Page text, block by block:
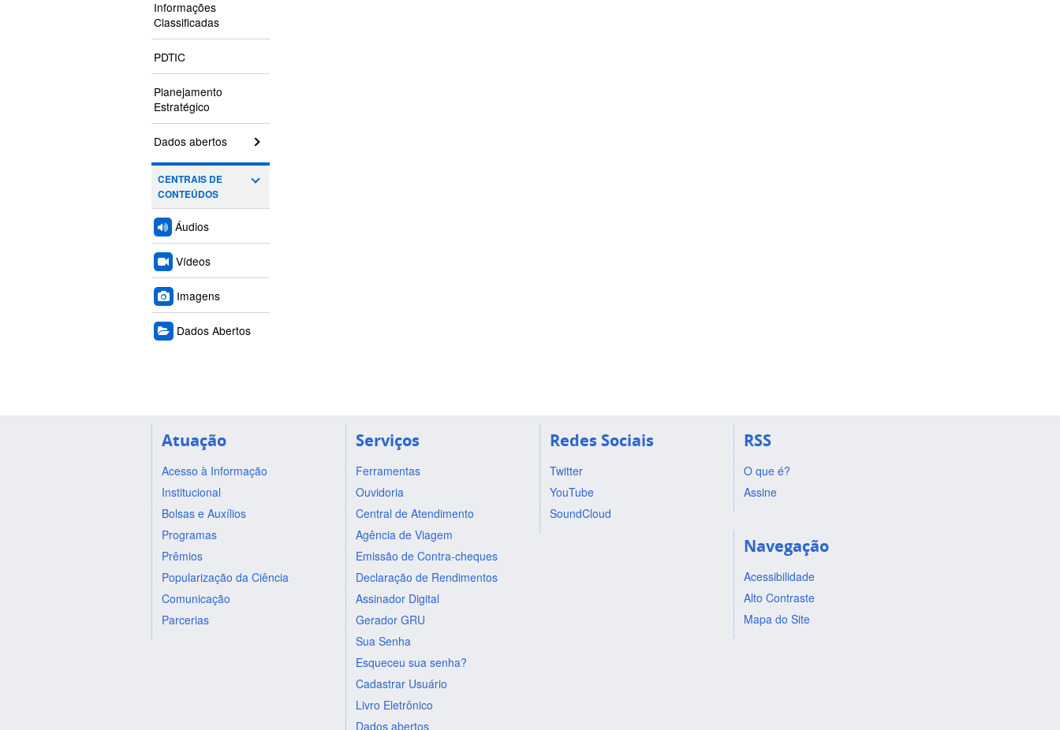
Informações
Classificadas
PDTIC
Planejamento
Estratégico
Dados abertos
CENTRAIS DE
CONTEÚDOS
Áudios
Vídeos
Imagens
Dados Abertos
Atuação
Acesso à Informação
Institucional
Bolsas e Auxílios
Programas
Prêmios
Popularização da Ciência
Comunicação
Parcerias
Serviços
Ferramentas
Ouvidoria
Central de Atendimento
Agência de Viagem
Emissão de Contra-cheques
Declaração de Rendimentos
Assinador Digital
Gerador GRU
Sua Senha
Esqueceu sua senha?
Cadastrar Usuário
Livro Eletrônico
Dados abertos
Redes Sociais
Twitter
YouTube
SoundCloud
RSS
O que é?
Assine
Navegação
Acessibilidade
Alto Contraste
Mapa do Site